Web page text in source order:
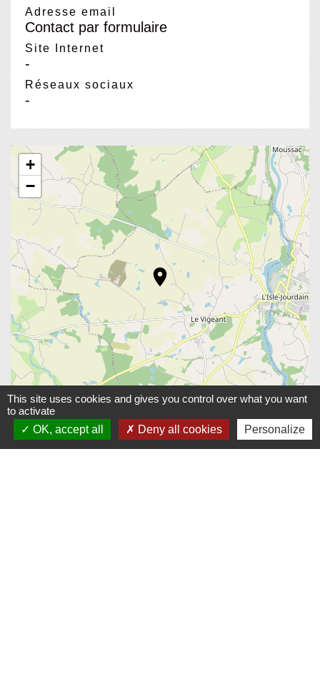
Adresse email
Contact par formulaire
Site Internet
-
Réseaux sociaux
-
location_on
+
−
Leaflet
© OpenStreetMap
This site uses cookies and gives you control over what you want
to activate
OK, accept all
Deny all cookies Personalize